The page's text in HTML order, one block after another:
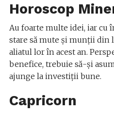
Horoscop
Au foarte multe idei, iar cu
stare să mute și munții din
aliatul lor în acest an.
benefice, trebuie să-și
ajunge la investiții bune.
Capricorn